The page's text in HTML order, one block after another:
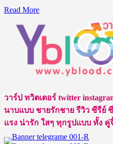
Read MoreRead
about
ติณ
ติณ
หนุ่ม
หล่อ
นิว
คัน
ทรี่
เสน่ห์
วาร์ป ทวิตเตอร์ twitter
นาบแบบ ชายรักชาย รีวิว ซีรีย์
แรง น่ารัก ใสๆ ทุกรูปแบบ ทั้ง คู่